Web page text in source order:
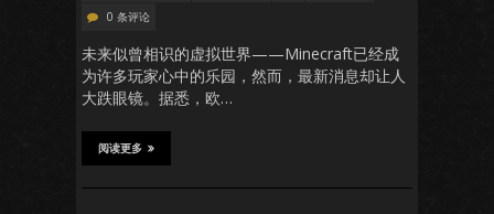
0 条评论
未来似曾相识的虚拟世界——Minecraft已经成
为许多玩家心中的乐园，然而，最新消息却让人
大跌眼镜。据悉，欧…
阅读更多